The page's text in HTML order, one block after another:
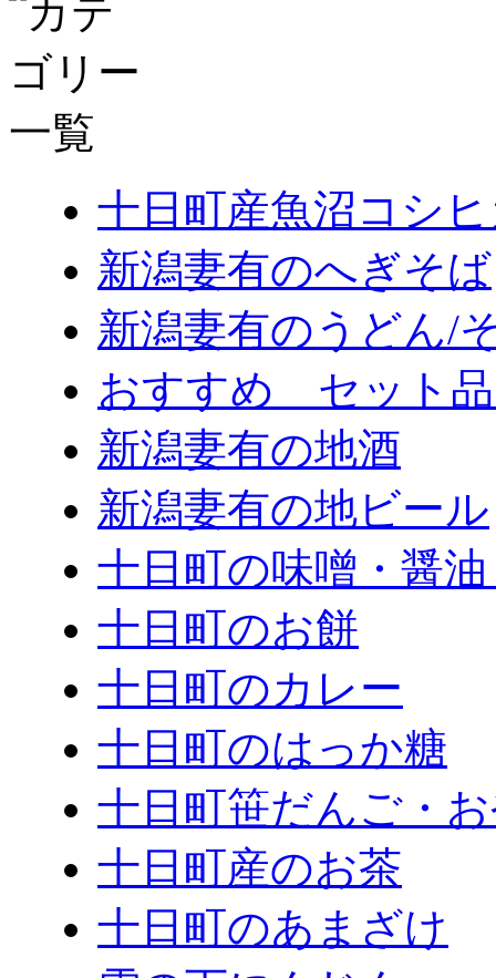
十日町産魚沼コシ
新潟妻有のへぎそば
新潟妻有のうどん/
おすすめ セット
新潟妻有の地酒
新潟妻有の地ビール
十日町の味噌・醤
十日町のお餅
十日町のカレー
十日町のはっか糖
十日町笹だんご・
十日町産のお茶
十日町のあまざけ